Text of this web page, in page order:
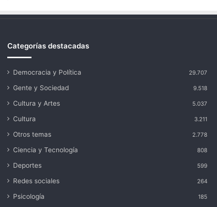
Categorías destacadas
Democracia y Política 29.707
Gente y Sociedad 9.518
Cultura y Artes 5.037
Cultura 3.211
Otros temas 2.778
Ciencia y Tecnología 808
Deportes 599
Redes sociales 264
Psicología 185